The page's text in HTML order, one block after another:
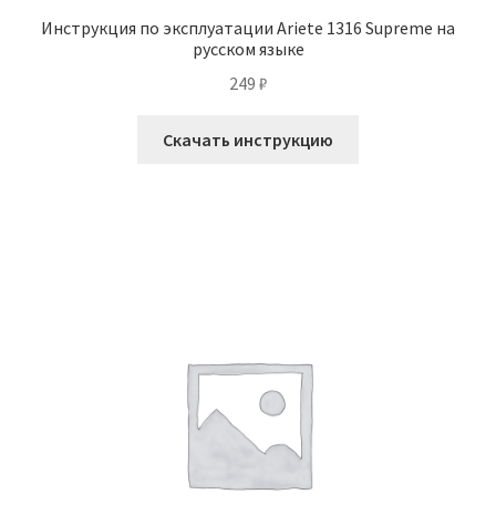
Инструкция по эксплуатации Ariete 1316 Supreme на
русском языке
249 ₽
Скачать инструкцию